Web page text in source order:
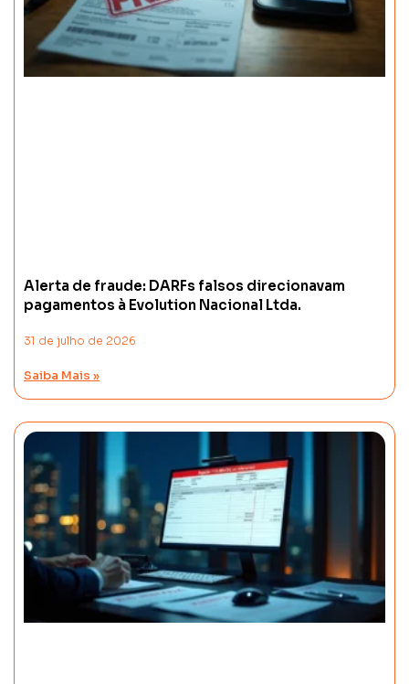
Alerta de fraude: DARFs falsos direcionavam
pagamentos à Evolution Nacional Ltda.
31 de julho de 2026
Saiba Mais »